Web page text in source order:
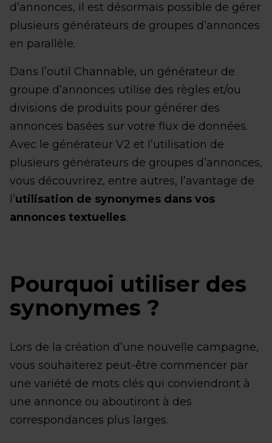
d’annonces, il est désormais possible de gérer
plusieurs générateurs de groupes d’annonces
en parallèle.
Dans l’outil Channable, un générateur de
groupe d’annonces utilise des règles et/ou
divisions de produits pour générer des
annonces basées sur votre flux de données.
Avec le générateur V2 et l’utilisation de
plusieurs générateurs de groupes d’annonces,
vous découvrirez, entre autres, l’avantage de
l’utilisation de synonymes dans vos
annonces textuelles.
Pourquoi utiliser des
synonymes ?
Lors de la création d’une nouvelle campagne,
vous souhaiterez peut-être commencer par
une variété de mots clés qui conviendront à
une annonce ou aboutiront à des
correspondances plus larges.